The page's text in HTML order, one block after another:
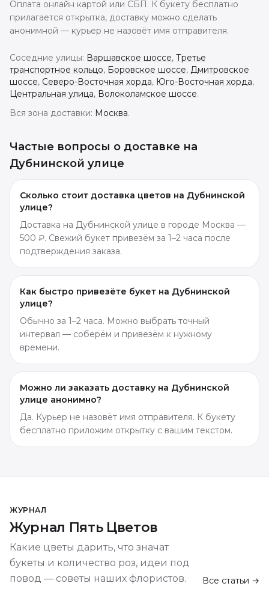
Оплата онлайн картой или СБП. К букету бесплатно
прилагается открытка, доставку можно сделать
анонимной — курьер не назовёт имя отправителя.
Соседние улицы: Варшавское шоссе, Третье
транспортное кольцо, Боровское шоссе, Дмитровское
шоссе, Северо-Восточная хорда, Юго-Восточная хорда,
Центральная улица, Волоколамское шоссе.
Вся зона доставки: Москва.
Частые вопросы о доставке на
Дубнинской улице
Сколько стоит доставка цветов на Дубнинской
улице?
Доставка на Дубнинской улице в городе Москва —
500 ₽. Свежий букет привезём за 1–2 часа после
подтверждения заказа.
Как быстро привезёте букет на Дубнинской
улице?
Обычно за 1–2 часа. Можно выбрать точный
интервал — соберём и привезём к нужному
времени.
Можно ли заказать доставку на Дубнинской
улице анонимно?
Да. Курьер не назовёт имя отправителя. К букету
бесплатно приложим открытку с вашим текстом.
ЖУРНАЛ
Журнал Пять Цветов
Какие цветы дарить, что значат
букеты и количество роз, идеи под
повод — советы наших флористов.
Все статьи →